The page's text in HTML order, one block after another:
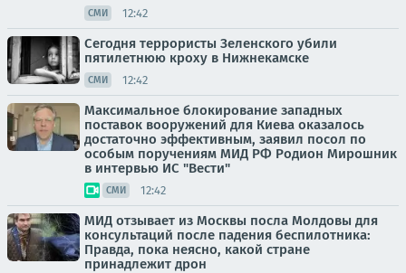
СМИ 12:42
Сегодня террористы Зеленского убили
пятилетнюю кроху в Нижнекамске
СМИ 12:42
Максимальное блокирование западных
поставок вооружений для Киева оказалось
достаточно эффективным, заявил посол по
особым поручениям МИД РФ Родион Мирошник
в интервью ИС "Вести"
СМИ 12:42
МИД отзывает из Москвы посла Молдовы для
консультаций после падения беспилотника:
Правда, пока неясно, какой стране
принадлежит дрон